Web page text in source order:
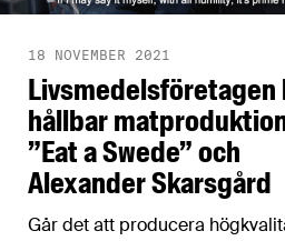
hållbar
”Eat a Swede” och
Alexander Skarsgård
18 NOVEMBER 2021
Går det att producera